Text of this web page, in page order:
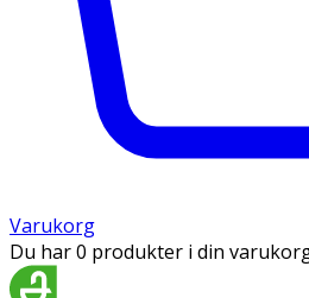
Varukorg
Du har 0 produkter i din